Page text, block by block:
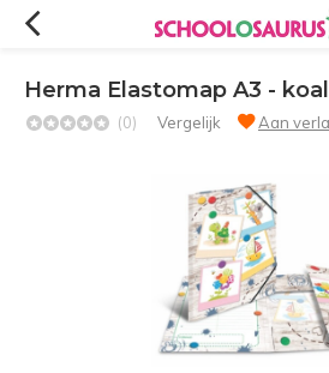
Herma Elastomap A3 -
(0) Vergelijk Aan